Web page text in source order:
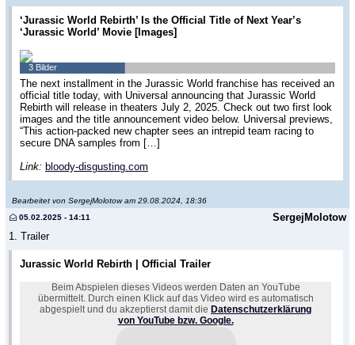
‘Jurassic World Rebirth’ Is the Official Title of Next Year’s
‘Jurassic World’ Movie [Images]
3 Bilder
The next installment in the Jurassic World franchise has received an
official title today, with Universal announcing that Jurassic World
Rebirth will release in theaters July 2, 2025. Check out two first look
images and the title announcement video below. Universal previews,
“This action-packed new chapter sees an intrepid team racing to
secure DNA samples from […]
Link: bloody-disgusting.com
Bearbeitet von SergejMolotow am 29.08.2024, 18:36
SergejMolotow
05.02.2025 - 14:11
1. Trailer
Jurassic World Rebirth | Official Trailer
Beim Abspielen dieses Videos werden Daten an YouTube
übermittelt. Durch einen Klick auf das Video wird es automatisch
abgespielt und du akzeptierst damit die Datenschutzerklärung
von YouTube bzw. Google.